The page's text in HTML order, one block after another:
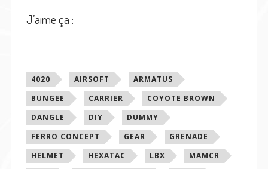
J’aime ça :
Étiqueté
avec
4020 AIRSOFT
ARMATUS
BUNGEE
CARRIER
COYOTE BROWN
DANGLE
DIY
DUMMY
FERRO CONCEPT
GEAR
GRENADE
HELMET
HEXATAC LBX
MAMCR